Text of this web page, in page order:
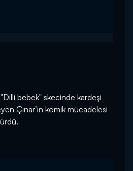
bebek" skecinde kardeşi
Çınar’ın komik mücadelesi